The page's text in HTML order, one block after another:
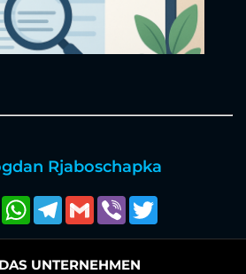
Rjaboschapka
FacebookWhatsApp
Telegramm
Google
Mail
Viber
UNTERNEHMEN